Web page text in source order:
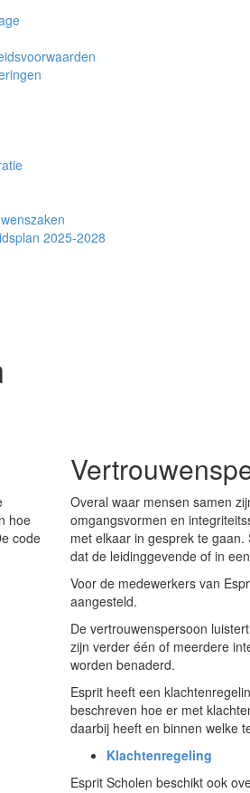
2025-2028
hoe
code
Overal waar mensen samen
omgangsvormen en
met elkaar in gesprek te
dat de leidinggevende of in
Voor de medewerkers van
aangesteld.
De vertrouwenspersoon
zijn verder één of meerdere
worden benaderd.
Esprit heeft een
beschreven hoe er met
daarbij heeft en binnen welke
Klachtenregeling
Esprit Scholen beschikt ook